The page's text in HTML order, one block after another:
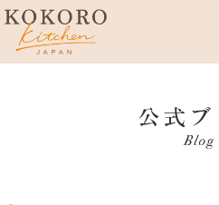
こころキッ